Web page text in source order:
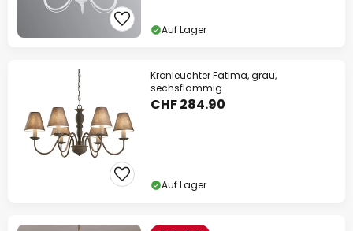
Auf Lager
Kronleuchter Fatima, grau,
sechsflammig
CHF 284.90
Auf Lager